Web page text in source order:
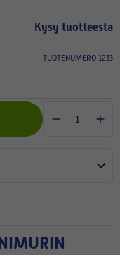
Kysy tuotteesta
TUOTENUMERO 1233